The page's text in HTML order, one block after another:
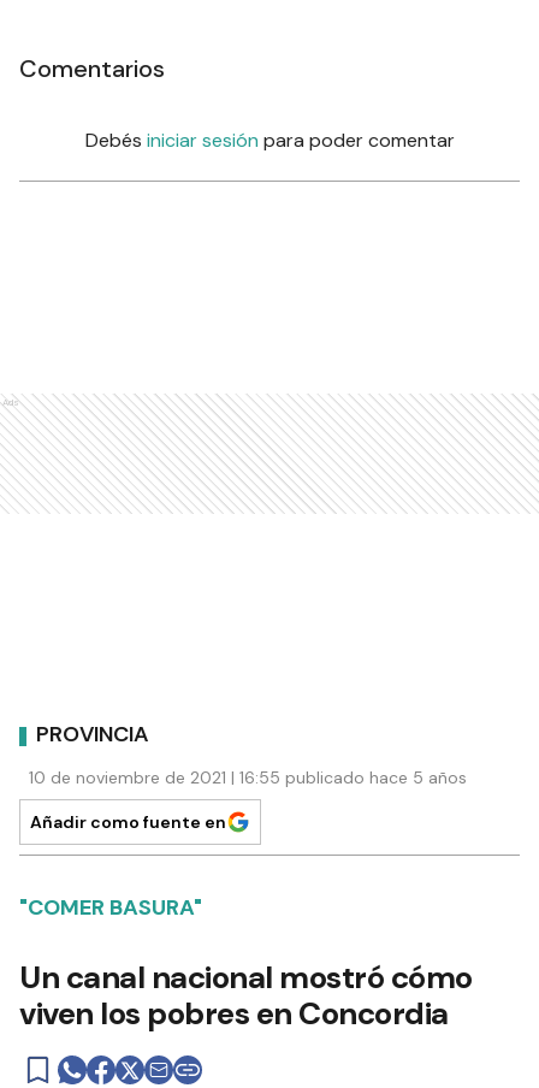
Comentarios
Debés iniciar sesión para poder comentar
Ads
PROVINCIA
10 de noviembre de 2021 | 16:55 publicado hace 5 años
Añadir como fuente en
"COMER BASURA"
Un canal nacional mostró cómo
viven los pobres en Concordia